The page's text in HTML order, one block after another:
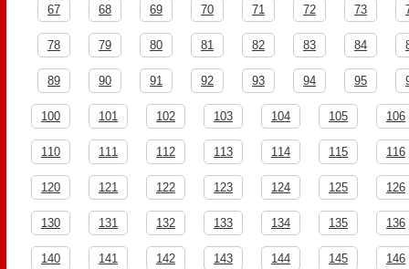
67 68 69 70 71 72 73
78 79 80 81 82 83 84
89 90 91 92 93 94 95
100 101 102 103 104 105 106
110 111 112 113 114 115 116
120 121 122 123 124 125 126
130 131 132 133 134 135 136
140 141 142 143 144 145 146